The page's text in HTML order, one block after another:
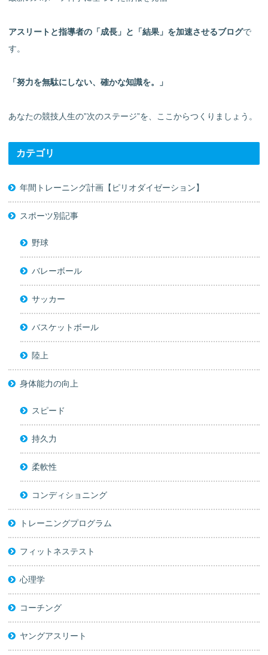
アスリートと指導者の「成長」と「結果」を加速させるブログで
す。
「努力を無駄にしない、確かな知識を。」
あなたの競技人生の”次のステージ”を、ここからつくりましょう。
カテゴリ
年間トレーニング計画【ピリオダイゼーション】
スポーツ別記事
野球
バレーボール
サッカー
バスケットボール
陸上
身体能力の向上
スピード
持久力
柔軟性
コンディショニング
トレーニングプログラム
フィットネステスト
心理学
コーチング
ヤングアスリート